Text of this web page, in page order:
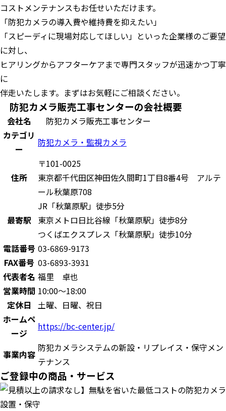
コストメンテナンスもお任せいただけます。
「防犯カメラの導入費や維持費を抑えたい」
「スピーディに現場対応してほしい」といった企業様のご要望
に対し、
ヒアリングからアフターケアまで専門スタッフが迅速かつ丁寧
に
伴走いたします。まずはお気軽にご相談ください。
防犯カメラ販売工事センターの会社概要
会社名
防犯カメラ販売工事センター
カテゴリ
ー
防犯カメラ・監視カメラ
住所
〒101-0025
東京都千代田区神田佐久間町1丁目8番4号 アルテ
ール秋葉原708
最寄駅
JR「秋葉原駅」徒歩5分
東京メトロ日比谷線「秋葉原駅」徒歩8分
つくばエクスプレス「秋葉原駅」徒歩10分
電話番号 03-6869-9173
FAX番号 03-6893-3931
代表者名 福里 卓也
営業時間 10:00～18:00
定休日
土曜、日曜、祝日
ホームペ
ージ
https://bc-center.jp/
事業内容
防犯カメラシステムの新設・リプレイス・保守メン
テナンス
ご登録中の商品・サービス